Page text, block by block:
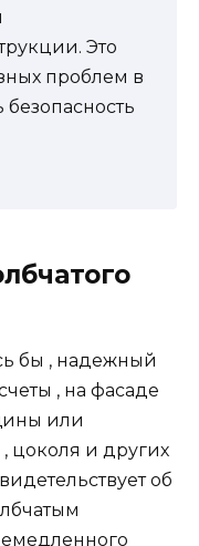
Это
проблем в
бы , надежный
, на фасаде
или
цоколя и других
об